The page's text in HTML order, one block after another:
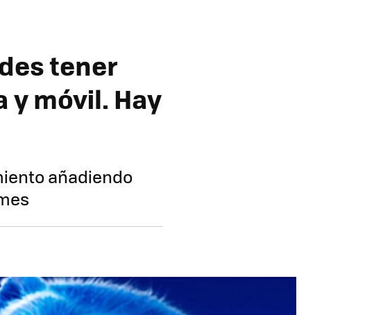
tener
y móvil. Hay
añadiendo